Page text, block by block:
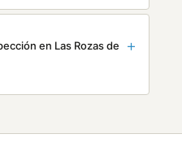
en Las Rozas de